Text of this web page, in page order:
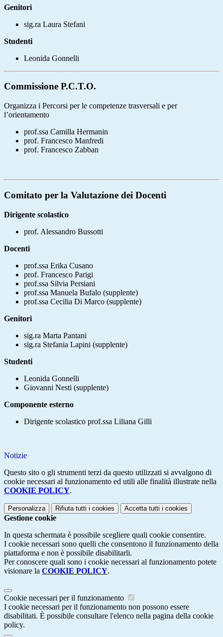
Genitori
sig.ra Laura Stefani
Studenti
Leonida Gonnelli
Commissione P.C.T.O.
Organizza i Percorsi per le competenze trasversali e per
l’orientamento
prof.ssa Camilla Hermanin
prof. Francesco Manfredi
prof. Francesco Zabban
Comitato per la Valutazione dei Docenti
Dirigente scolastico
prof. Alessandro Bussotti
Docenti
prof.ssa Erika Cusano
prof. Francesco Parigi
prof.ssa Silvia Persiani
prof.ssa Manuela Bufalo (supplente)
prof.ssa Cecilia Di Marco (supplente)
Genitori
sig.ra Marta Pantani
sig.ra Stefania Lapini (supplente)
Studenti
Leonida Gonnelli
Giovanni Nesti (supplente)
Componente esterno
Dirigente scolastico prof.ssa Liliana Gilli
Notizie
Questo sito o gli strumenti terzi da questo utilizzati si avvalgono di
cookie necessari al funzionamento ed utili alle finalità illustrate nella
COOKIE POLICY.
Personalizza Rifiuta tutti i cookies Accetta tutti i cookies
Gestione cookie
In questa schermata è possibile scegliere quali cookie consentire.
I cookie necessari sono quelli che consentono il funzionamento della
piattaforma e non è possibile disabilitarli.
Per conoscere quali sono i cookie necessari al funzionamento potete
visionare la COOKIE POLICY.
Cookie necessari per il funzionamento
I cookie necessari per il funzionamento non possono essere
disabilitati. È possibile consultare l'elenco nella pagina della cookie
policy.